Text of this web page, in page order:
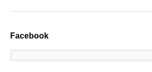
Facebook